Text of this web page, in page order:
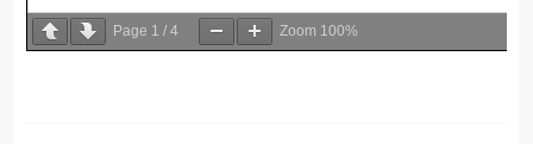
Page 1 / 4 Zoom 100%